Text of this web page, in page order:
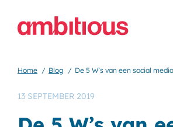
Home Blog De 5 W’s van een social
13 SEPTEMBER 2019